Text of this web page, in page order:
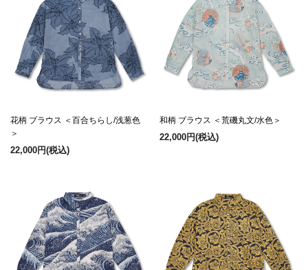
花柄 ブラウス ＜百合ちらし/浅葱色
＞
22,000円(税込)
和柄 ブラウス ＜荒磯丸文/水色＞
22,000円(税込)